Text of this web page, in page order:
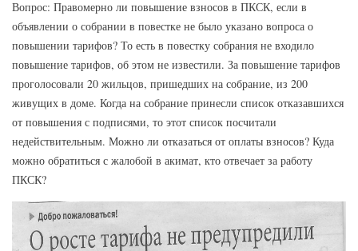
Вопрос: Правомерно ли повышение взносов в ПКСК, если в
объявлении о собрании в повестке не было указано вопроса о
повышении тарифов? То есть в повестку собрания не входило
повышение тарифов, об этом не известили. За повышение тарифов
проголосовали 20 жильцов, пришедших на собрание, из 200
живущих в доме. Когда на собрание принесли список отказавшихся
от повышения с подписями, то этот список посчитали
недействительным. Можно ли отказаться от оплаты взносов? Куда
можно обратиться с жалобой в акимат, кто отвечает за работу
ПКСК?